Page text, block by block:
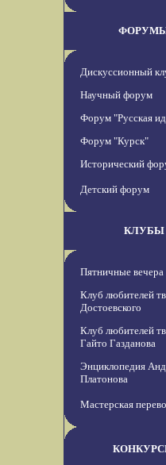
Дискуссионный
Научный форум
Форум "Русская
Форум "Курск"
Исторический
Детский форум
КЛУБЫ
Пятничные вечера
Клуб любителей
Достоевского
Клуб любителей
Гайто Газданова
Энциклопедия
Платонова
Мастерская